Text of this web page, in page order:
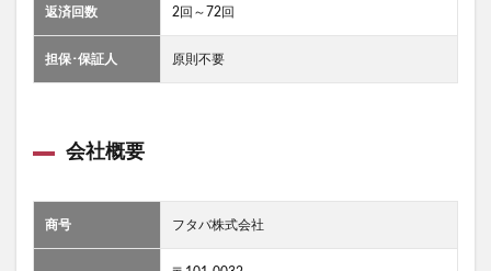
返済回数 2回～72回
担保･保証人 原則不要
会社概要
商号 フタバ株式会社